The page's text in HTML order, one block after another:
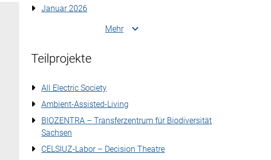
Januar 2026
Mehr
Teilprojekte
All Electric Society
Ambient-Assisted-Living
BIOZENTRA – Transferzentrum für Biodiversität
Sachsen
CELSIUZ-Labor – Decision Theatre